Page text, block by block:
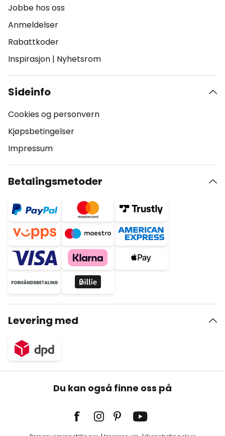
Jobbe hos oss
Anmeldelser
Rabattkoder
Inspirasjon | Nyhetsrom
Sideinfo
Cookies og personvern
Kjøpsbetingelser
Impressum
Betalingsmetoder
Levering med
Du kan også finne oss på